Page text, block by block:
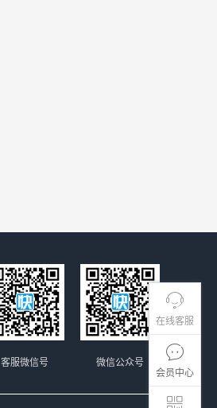
在线客服
会员中心
微信公众号
客服微信号